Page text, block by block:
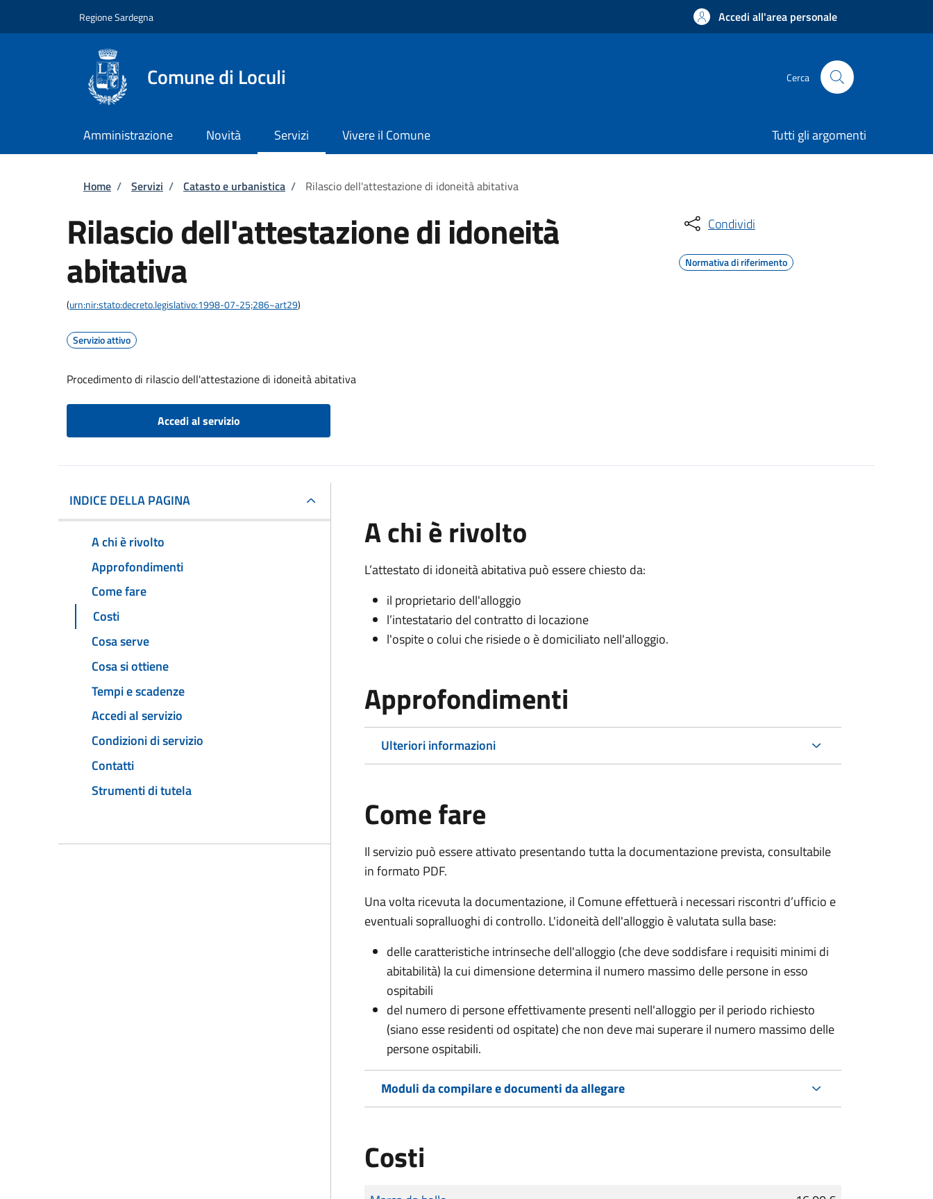
Regione Sardegna Accedi all'area personale
Comune di Loculi Cerca
Amministrazione Novità Servizi Vivere il Comune Tutti gli argomenti
Briciole di pane
Home / Servizi / Catasto e urbanistica / Rilascio dell'attestazione di idoneità abitativa
Rilascio dell'attestazione di idoneità
abitativa
(urn:nir:stato:decreto.legislativo:1998-07-25;286~art29)
Servizio attivo
Procedimento di rilascio dell'attestazione di idoneità abitativa
Accedi al servizio
Condividi
Normativa di riferimento
INDICE DELLA PAGINA
A chi è rivolto
Approfondimenti
Come fare
Costi
Cosa serve
Cosa si ottiene
Tempi e scadenze
Accedi al servizio
Condizioni di servizio
Contatti
Strumenti di tutela
A chi è rivolto
L’attestato di idoneità abitativa può essere chiesto da:
il proprietario dell'alloggio
l’intestatario del contratto di locazione
l'ospite o colui che risiede o è domiciliato nell'alloggio.
Approfondimenti
Ulteriori informazioni
Come fare
Il servizio può essere attivato presentando tutta la documentazione prevista, consultabile
in formato PDF.
Una volta ricevuta la documentazione, il Comune effettuerà i necessari riscontri d’ufficio e
eventuali sopralluoghi di controllo. L'idoneità dell'alloggio è valutata sulla base:
delle caratteristiche intrinseche dell'alloggio (che deve soddisfare i requisiti minimi di
abitabilità) la cui dimensione determina il numero massimo delle persone in esso
ospitabili
del numero di persone effettivamente presenti nell'alloggio per il periodo richiesto
(siano esse residenti od ospitate) che non deve mai superare il numero massimo delle
persone ospitabili.
Moduli da compilare e documenti da allegare
Costi
Tipo di pagamento
Importo